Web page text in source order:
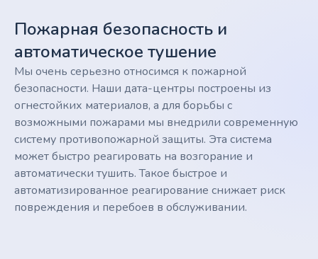
Пожарная безопасность и
автоматическое тушение
Мы очень серьезно относимся к пожарной
безопасности. Наши дата-центры построены из
огнестойких материалов, а для борьбы с
возможными пожарами мы внедрили современную
систему противопожарной защиты. Эта система
может быстро реагировать на возгорание и
автоматически тушить. Такое быстрое и
автоматизированное реагирование снижает риск
повреждения и перебоев в обслуживании.